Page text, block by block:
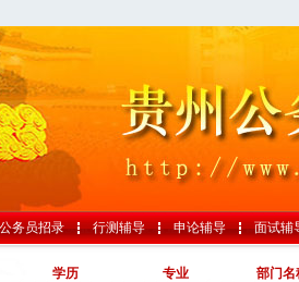
公务员招录 行测辅导 申论辅导 面试辅
学历 专业 部门名